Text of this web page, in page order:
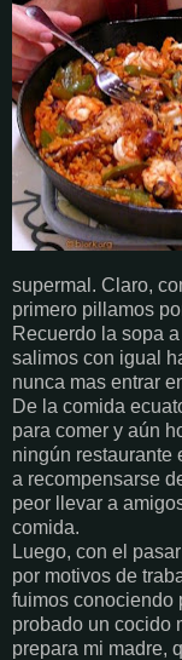
supermal. Claro,
primero pillamos
Recuerdo la sopa
salimos con igual
nunca mas entrar
De la comida
para comer y aún
ningún restaurante
a recompensarse
peor llevar a
comida.
Luego, con el
por motivos de
fuimos conociendo
probado un cocido
prepara mi madre,